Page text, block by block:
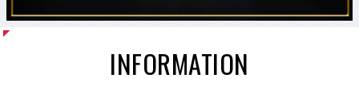
INFORMATION